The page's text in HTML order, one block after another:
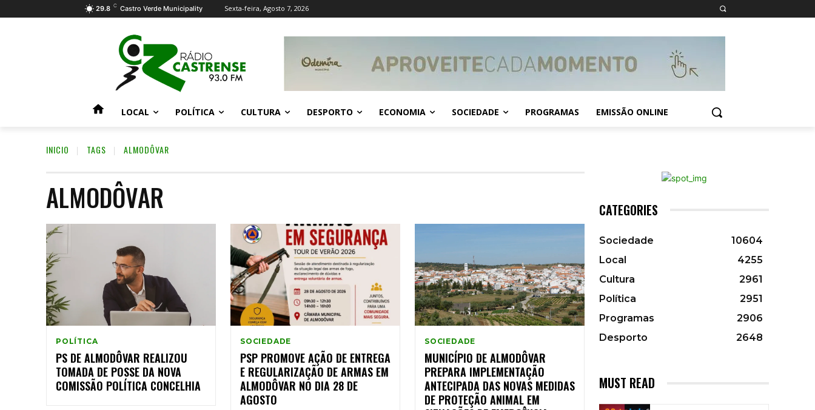
29.8 C Castro Verde Municipality Sexta-feira, Agosto 7, 2026
LOCAL POLÍTICA CULTURA DESPORTO ECONOMIA SOCIEDADE PROGRAMAS EMISSÃO ONLINE
INICIO TAGS ALMODÔVAR
ALMODÔVAR
POLÍTICA
PS DE ALMODÔVAR REALIZOU
TOMADA DE POSSE DA NOVA
COMISSÃO POLÍTICA CONCELHIA
SOCIEDADE
PSP PROMOVE AÇÃO DE ENTREGA
E REGULARIZAÇÃO DE ARMAS EM
ALMODÔVAR NO DIA 28 DE
AGOSTO
SOCIEDADE
MUNICÍPIO DE ALMODÔVAR
PREPARA IMPLEMENTAÇÃO
ANTECIPADA DAS NOVAS MEDIDAS
DE PROTEÇÃO ANIMAL EM
CATEGORIES
Sociedade
10604
Local
4255
Cultura
2961
Política
2951
Programas
2906
Desporto
2648
MUST READ